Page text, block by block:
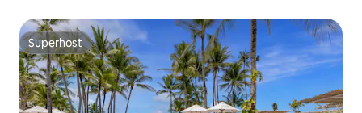
Superhost
Superhost